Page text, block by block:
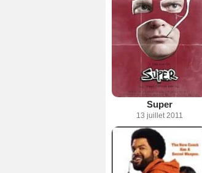
Super
13 juillet 2011